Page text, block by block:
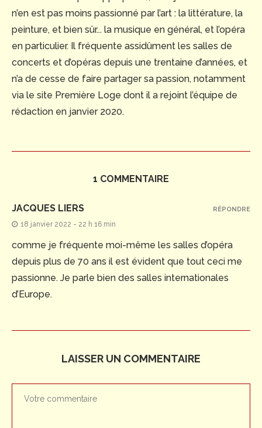
n’en est pas moins passionné par l’art : la littérature, la
peinture, et bien sûr... la musique en général, et l’opéra
en particulier. Il fréquente assidûment les salles de
concerts et d’opéras depuis une trentaine d’années, et
n’a de cesse de faire partager sa passion, notamment
via le site Première Loge dont il a rejoint l’équipe de
rédaction en janvier 2020.
1 COMMENTAIRE
JACQUES LIERS
18 janvier 2022 - 22 h 16 min
comme je fréquente moi-même les salles d’opéra
depuis plus de 70 ans il est évident que tout ceci me
passionne. Je parle bien des salles internationales
d’Europe.
RÉPONDRE
LAISSER UN COMMENTAIRE